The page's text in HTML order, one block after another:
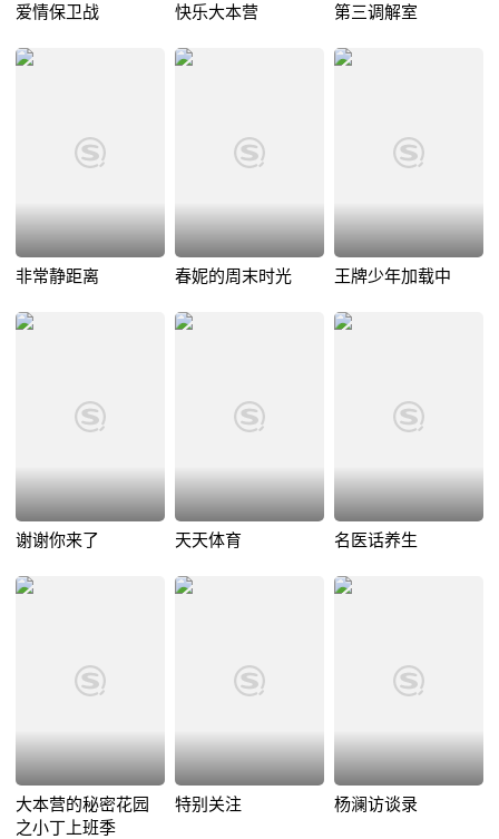
爱情保卫战 快乐大本营 第三调解室
非常静距离 春妮的周末时光 王牌少年加载中
谢谢你来了 天天体育 名医话养生
大本营的秘密花园
之小丁上班季
特别关注 杨澜访谈录